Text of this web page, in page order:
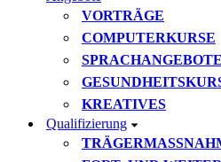
VORTRÄGE
COMPUTERKURSE
SPRACHANGEBOTE
KREATIVES
Qualifizierung